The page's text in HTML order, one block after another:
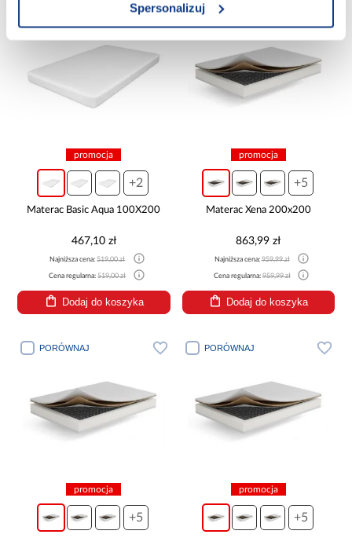
Spersonalizuj
promocja
+2
Materac Basic Aqua 100X200
467,10 zł
Najniższa cena:519,00 zł
Cena regularna:519,00 zł
Dodaj do koszyka
PORÓWNAJ
promocja
+5
Materac Xena 200x200
863,99 zł
Najniższa cena:959,99 zł
Cena regularna:959,99 zł
Dodaj do koszyka
PORÓWNAJ
promocja
+5
PORÓWNAJ
promocja
+5